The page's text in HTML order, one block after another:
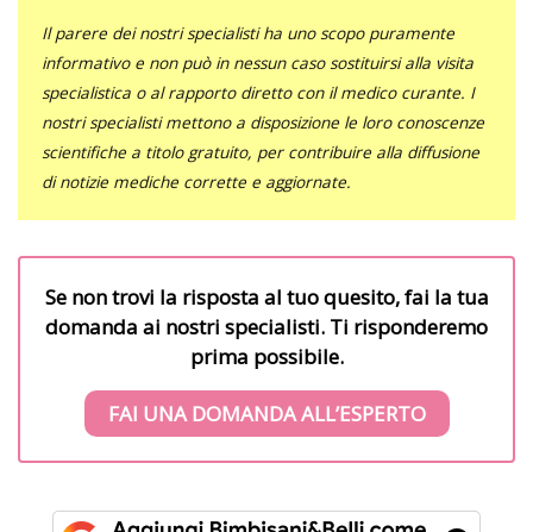
Il parere dei nostri specialisti ha uno scopo puramente
informativo e non può in nessun caso sostituirsi alla visita
specialistica o al rapporto diretto con il medico curante. I
nostri specialisti mettono a disposizione le loro conoscenze
scientifiche a titolo gratuito, per contribuire alla diffusione
di notizie mediche corrette e aggiornate.
Se non trovi la risposta al tuo quesito, fai la tua
domanda ai nostri specialisti. Ti risponderemo
prima possibile.
FAI UNA DOMANDA ALL’ESPERTO